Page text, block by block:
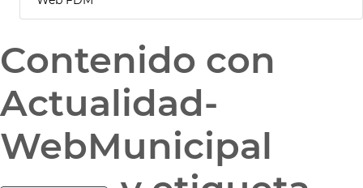
Contenido con
Actualidad-
WebMunicipal